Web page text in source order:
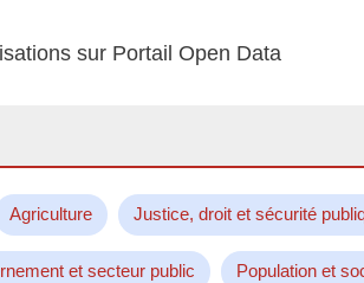
sur Portail Open Data
Agriculture Justice, droit et sécurité
et secteur public Population et